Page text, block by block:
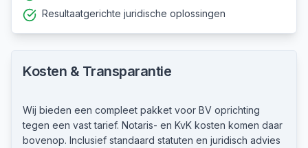
Resultaatgerichte juridische oplossingen
Kosten & Transparantie
Wij bieden een compleet pakket voor BV oprichting
tegen een vast tarief. Notaris- en KvK kosten komen daar
bovenop. Inclusief standaard statuten en juridisch advies